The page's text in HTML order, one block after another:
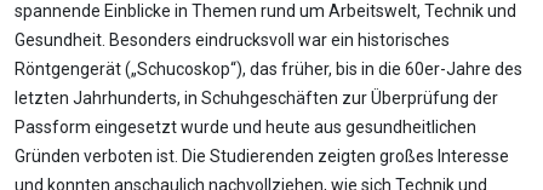
spannende Einblicke in Themen rund um Arbeitswelt, Technik und
Gesundheit. Besonders eindrucksvoll war ein historisches
Röntgengerät („Schucoskop“), das früher, bis in die 60er-Jahre des
letzten Jahrhunderts, in Schuhgeschäften zur Überprüfung der
Passform eingesetzt wurde und heute aus gesundheitlichen
Gründen verboten ist. Die Studierenden zeigten großes Interesse
und konnten anschaulich nachvollziehen, wie sich Technik und